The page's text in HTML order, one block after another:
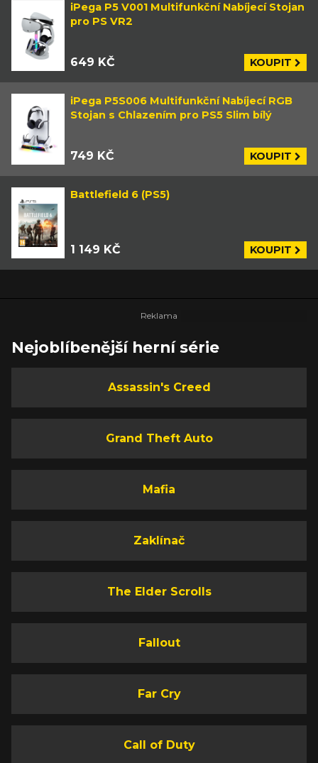
iPega P5 V001 Multifunkční Nabíjecí Stojan
pro PS VR2
649 KČ KOUPIT
iPega P5S006 Multifunkční Nabíjecí RGB
Stojan s Chlazením pro PS5 Slim bílý
749 KČ KOUPIT
Battlefield 6 (PS5)
1 149 KČ KOUPIT
Nejoblíbenější herní série
Assassin's Creed
Grand Theft Auto
Mafia
Zaklínač
The Elder Scrolls
Fallout
Far Cry
Call of Duty